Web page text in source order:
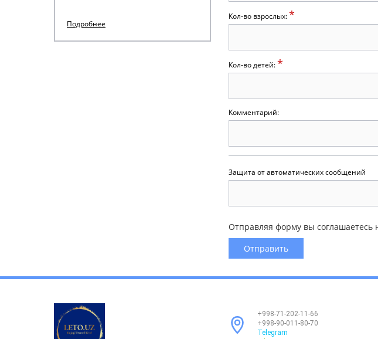
Подробнее
Кол-во взрослых:*
Кол-во детей:*
Комментарий:
Защита от автоматических сообщений
Отправляя форму вы соглашаетесь
+998-71-202-11-66
+998-90-011-80-70
Telegram